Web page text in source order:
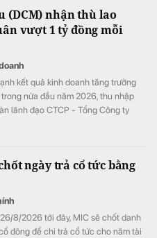
(DCM) nhận thù lao
vượt 1 tỷ đồng mỗi
kết quả kinh doanh tăng trưởng
nửa đầu năm 2026, thu nhập
lãnh đạo CTCP - Tổng Công ty
chỉ sau 6 tháng, đặc biệt có trường
ngày trả cổ tức bằng
8/2026 tới đây, MIC sẽ chốt danh
đông để chi trả cổ tức cho năm tài